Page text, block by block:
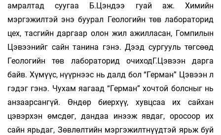
амралтад суу­гаа Б.Цэндээ гуай аж. Химийн
мэргэжилтэй энэ буурал Гео­логийн төв лабораторид
цех, тасгийн дар­гаар олон жил ажилласан, Гом­пилын
Цэ­вээнийг сайн танина гэнэ. Дээд сур­гууль төгсөөд
Геологийн төв лабораторид очи­ходГ.Цэвээн дарга
байв. Хүмүүс, нүүрнээс нь далд бол “Герман” Цэвээн л
гэдэг гэнэ. Чухам яагаад “Герман” хочтой болсныг нь
ан­заарсангүй. Өндөр биерхүү, хувцсаа их сайхан
цэвэрхэн өмсдөг, дандаа инээж явдаг, оросоор их
сайн ярьдаг, Зөв­лөл­тийн мэргэжилтнүүдтэй ярьж буй